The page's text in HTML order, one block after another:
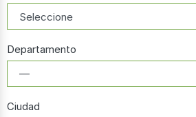
Departamento
Ciudad